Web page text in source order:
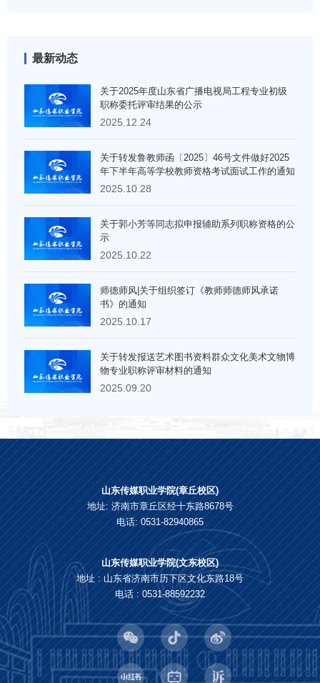
最新动态
关于2025年度山东省广播电视局工程专业初级
职称委托评审结果的公示
2025.12.24
关于转发鲁教师函〔2025〕46号文件做好2025
年下半年高等学校教师资格考试面试工作的通知
2025.10.28
关于郭小芳等同志拟申报辅助系列职称资格的公
示
2025.10.22
师德师风|关于组织签订《教师师德师风承诺
书》的通知
2025.10.17
关于转发报送艺术图书资料群众文化美术文物博
物专业职称评审材料的通知
2025.09.20
山东传媒职业学院(章丘校区)
地址: 济南市章丘区经十东路8678号
电话: 0531-82940865
山东传媒职业学院(文东校区)
地址 : 山东省济南市历下区文化东路18号
电话 : 0531-88592232